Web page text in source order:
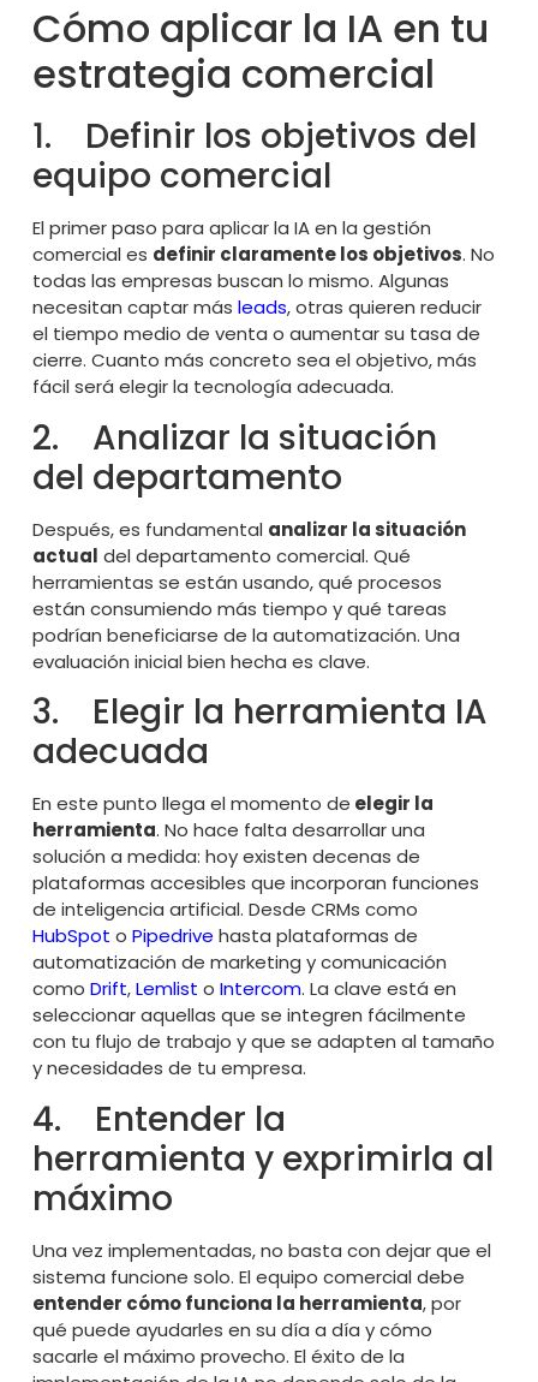
Cómo aplicar la IA en tu
estrategia comercial
1. Definir los objetivos del
equipo comercial
El primer paso para aplicar la IA en la gestión
comercial es definir claramente los objetivos. No
todas las empresas buscan lo mismo. Algunas
necesitan captar más leads, otras quieren reducir
el tiempo medio de venta o aumentar su tasa de
cierre. Cuanto más concreto sea el objetivo, más
fácil será elegir la tecnología adecuada.
2. Analizar la situación
del departamento
Después, es fundamental analizar la situación
actual del departamento comercial. Qué
herramientas se están usando, qué procesos
están consumiendo más tiempo y qué tareas
podrían beneficiarse de la automatización. Una
evaluación inicial bien hecha es clave.
3. Elegir la herramienta IA
adecuada
En este punto llega el momento de elegir la
herramienta. No hace falta desarrollar una
solución a medida: hoy existen decenas de
plataformas accesibles que incorporan funciones
de inteligencia artificial. Desde CRMs como
HubSpot o Pipedrive hasta plataformas de
automatización de marketing y comunicación
como Drift,Lemlist o Intercom. La clave está en
seleccionar aquellas que se integren fácilmente
con tu flujo de trabajo y que se adapten al tamaño
y necesidades de tu empresa.
4. Entender la
herramienta y exprimirla al
máximo
Una vez implementadas, no basta con dejar que el
sistema funcione solo. El equipo comercial debe
entender cómo funciona la herramienta, por
qué puede ayudarles en su día a día y cómo
sacarle el máximo provecho. El éxito de la